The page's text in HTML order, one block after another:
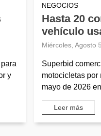
y
NEGOCIOS
Hasta 20
vehículo
Miércoles, Agosto
Superbid
motocicletas por
mayo de 2026
Leer más